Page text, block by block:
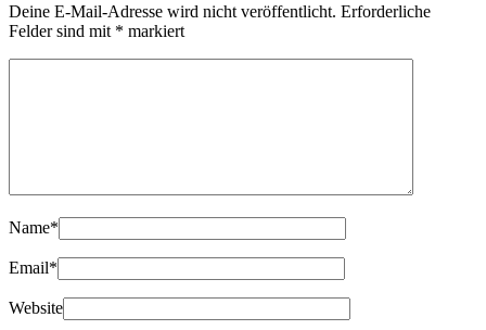
Deine E-Mail-Adresse wird nicht veröffentlicht. Erforderliche
Felder sind mit * markiert
Name*
Email*
Website